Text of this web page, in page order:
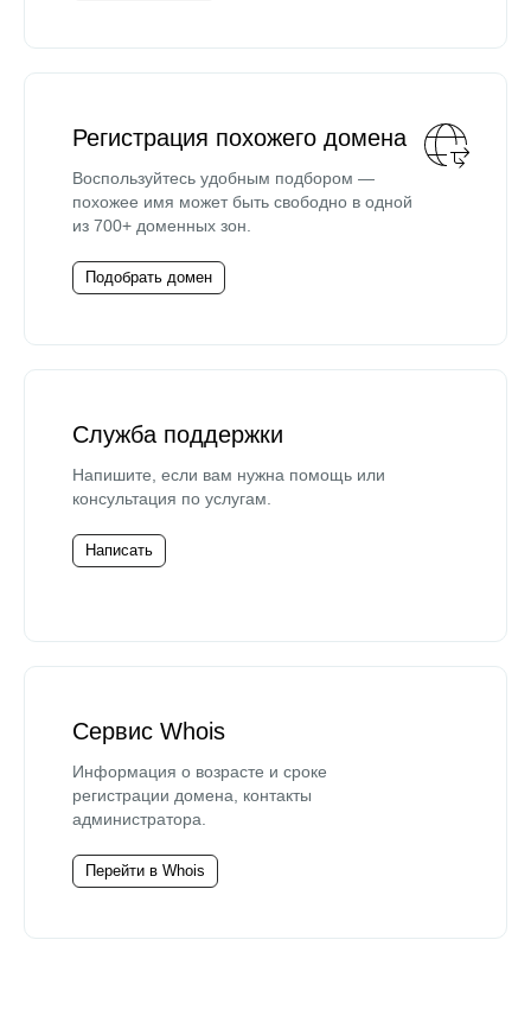
Регистрация похожего домена
Воспользуйтесь удобным подбором —
похожее имя может быть свободно в одной
из 700+ доменных зон.
Подобрать домен
Служба поддержки
Напишите, если вам нужна помощь или
консультация по услугам.
Написать
Сервис Whois
Информация о возрасте и сроке
регистрации домена, контакты
администратора.
Перейти в Whois